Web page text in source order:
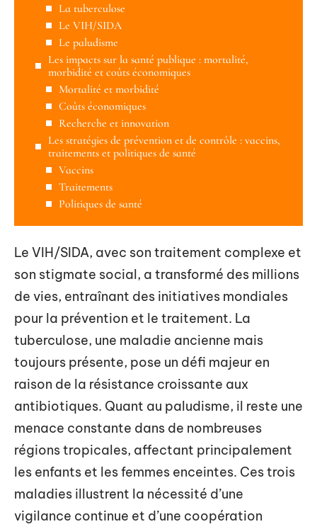
La tuberculose
Le VIH/SIDA
Le paludisme
Les impacts sur la santé publique : mortalité,
morbidité et coûts économiques
Mortalité et morbidité
Coûts économiques
Recherche et innovation
Les stratégies de prévention et de contrôle : vaccins,
traitements et politiques de santé
Vaccins
Traitements
Politiques de santé
Le VIH/SIDA, avec son traitement complexe et
son stigmate social, a transformé des millions
de vies, entraînant des initiatives mondiales
pour la prévention et le traitement. La
tuberculose, une maladie ancienne mais
toujours présente, pose un défi majeur en
raison de la résistance croissante aux
antibiotiques. Quant au paludisme, il reste une
menace constante dans de nombreuses
régions tropicales, affectant principalement
les enfants et les femmes enceintes. Ces trois
maladies illustrent la nécessité d’une
vigilance continue et d’une coopération